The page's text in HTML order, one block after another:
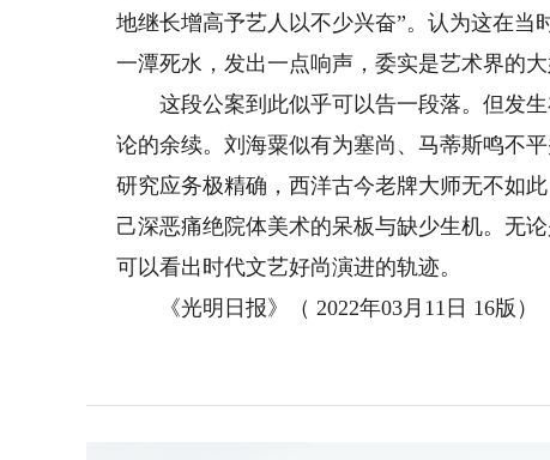
地继长增高予艺人以不少兴奋”。认为这在
一潭死水，发出一点响声，委实是艺术界的大
这段公案到此似乎可以告一段落。但发生
论的余续。刘海粟似有为塞尚、马蒂斯鸣不
研究应务极精确，西洋古今老牌大师无不如
己深恶痛绝院体美术的呆板与缺少生机。无
可以看出时代文艺好尚演进的轨迹。
《光明日报》（ 2022年03月11日 16版）